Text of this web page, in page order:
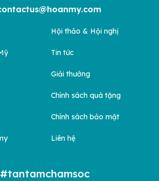
Hội thảo & Hội nghị
Tin tức
Giải thưởng
Chính sách quà tặng
Chính sách bảo mật
Liên hệ
#tantamchamsoc